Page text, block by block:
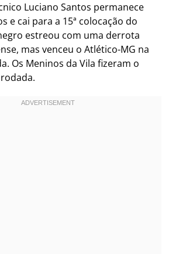
Luciano Santos permanece
e cai para a 15ª colocação do
estreou com uma derrota
mas venceu o Atlético-MG na
Os Meninos da Vila fizeram o